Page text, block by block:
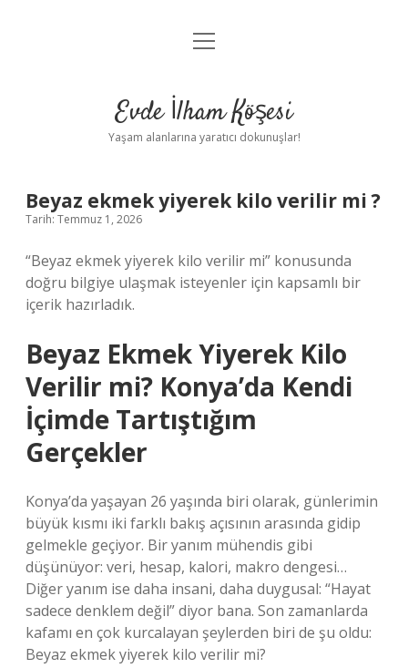
Anasayfa
Yasal Uyarı
menüyü
Evde İlham Köşesi
Yaşam alanlarına yaratıcı dokunuşlar!
Beyaz ekmek yiyerek kilo verilir mi ?
Tarih: Temmuz 1, 2026
“Beyaz ekmek yiyerek kilo verilir mi” konusunda
doğru bilgiye ulaşmak isteyenler için kapsamlı bir
içerik hazırladık.
Beyaz Ekmek Yiyerek Kilo
Verilir mi? Konya’da Kendi
İçimde Tartıştığım
Gerçekler
Konya’da yaşayan 26 yaşında biri olarak, günlerimin
büyük kısmı iki farklı bakış açısının arasında gidip
gelmekle geçiyor. Bir yanım mühendis gibi
düşünüyor: veri, hesap, kalori, makro dengesi…
Diğer yanım ise daha insani, daha duygusal: “Hayat
sadece denklem değil” diyor bana. Son zamanlarda
kafamı en çok kurcalayan şeylerden biri de şu oldu:
Beyaz ekmek yiyerek kilo verilir mi?